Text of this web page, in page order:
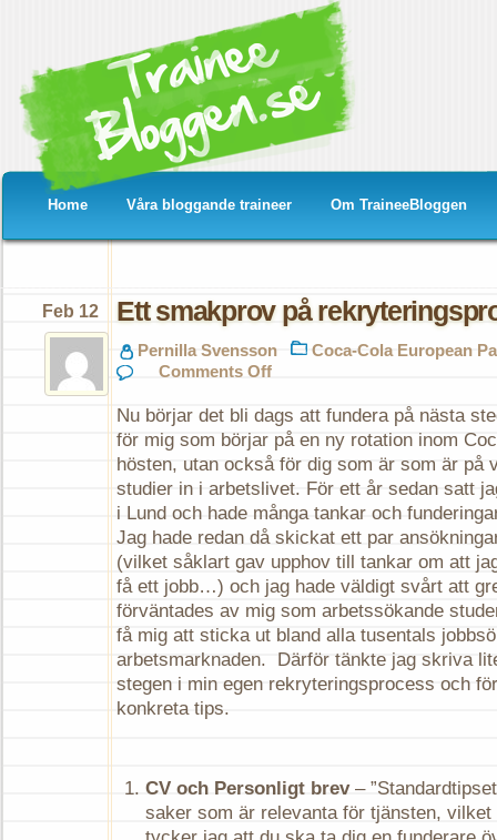
Home Våra bloggande traineer Om TraineeBloggen
Ett smakprov på
Feb 12
Pernilla Svensson
Coca-Cola European
Comments Off
på
rekryteringsprocessen
Nu börjar det bli dags att fundera på nästa
för mig som börjar på en ny rotation inom
hösten, utan också för dig som är som är på
studier in i arbetslivet. För ett år sedan satt
i Lund och hade många tankar och
Jag hade redan då skickat ett par
(vilket såklart gav upphov till tankar om att
få ett jobb…) och jag hade väldigt svårt att
förväntades av mig som arbetssökande
få mig att sticka ut bland alla tusentals
arbetsmarknaden. Därför tänkte jag skriva
stegen i min egen rekryteringsprocess och
konkreta tips.
CV och Personligt brev–
saker som är relevanta för tjänsten,